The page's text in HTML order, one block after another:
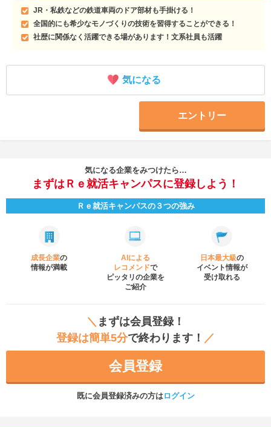
JR・私鉄などの鉄道車両のドア部材も手掛ける！
全国的にも希少なモノづくりの技術を習得することができる！
社歴に関係なく活躍できる場があります！文系社員も活躍
気になる
エントリー
気になる企業をみつけたら…
まずはＲｅ就活キャンパスに登録しよう！
Ｒｅ就活キャンパスの３つの強み
成長企業の
情報が満載
AIによる
レコメンドで
ピッタリの企業を
ご紹介
日本最大級の
イベント情報が
受け取れる
＼ まずは会員登録！
登録は簡単5分で終わります！ ／
会員登録
既に会員登録済みの方はログイン